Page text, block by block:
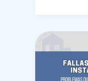
problemas